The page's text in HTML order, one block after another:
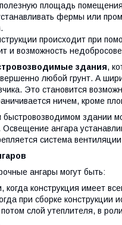
площадь
фермы или
происходит при
и возможность
здания,
любой грунт. А
Это становится
ничем, кроме
быстровозводимом здании
Освещение ангара
система
ангары могут быть:
конструкция имеет
при сборке конструкции
слой утеплителя, в